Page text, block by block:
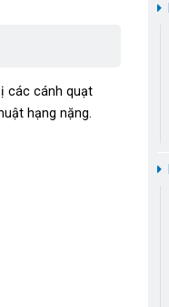
các cánh quạt
hạng nặng.